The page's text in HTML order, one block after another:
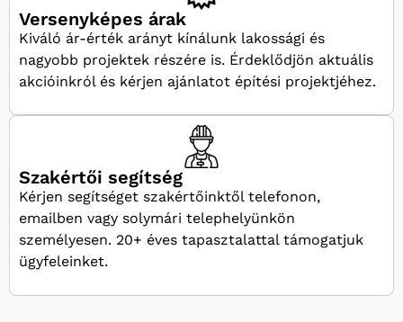
Versenyképes árak
Kiváló ár-érték arányt kínálunk lakossági és
nagyobb projektek részére is. Érdeklődjön aktuális
akcióinkról és kérjen ajánlatot építési projektjéhez.
Szakértői segítség
Kérjen segítséget szakértőinktől telefonon,
emailben vagy solymári telephelyünkön
személyesen. 20+ éves tapasztalattal támogatjuk
ügyfeleinket.